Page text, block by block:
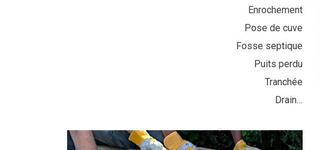
Enrochement
Pose de cuve
Fosse septique
Puits perdu
Tranchée
Drain…